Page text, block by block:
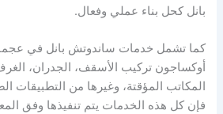
بانل كحل بناء عملي وفعال.
كما تشمل خدمات ساندوتش بانل في
أوكساجون تركيب الأسقف، الجدران،
المكاتب المؤقتة، وغيرها من التطبيقات
فإن كل هذه الخدمات يتم تنفيذها وفق